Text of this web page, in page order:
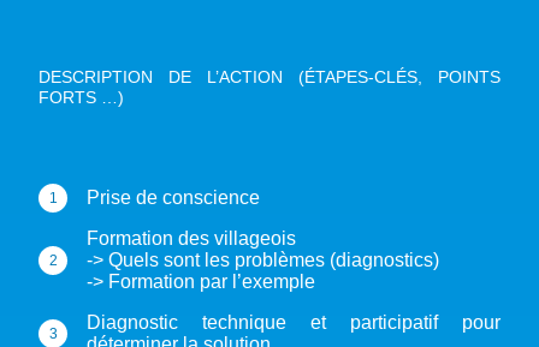
DESCRIPTION DE L’ACTION (ÉTAPES-CLÉS, POINTS
FORTS …)
Prise de conscience
Formation des villageois
-> Quels sont les problèmes (diagnostics)
-> Formation par l’exemple
Diagnostic technique et participatif pour